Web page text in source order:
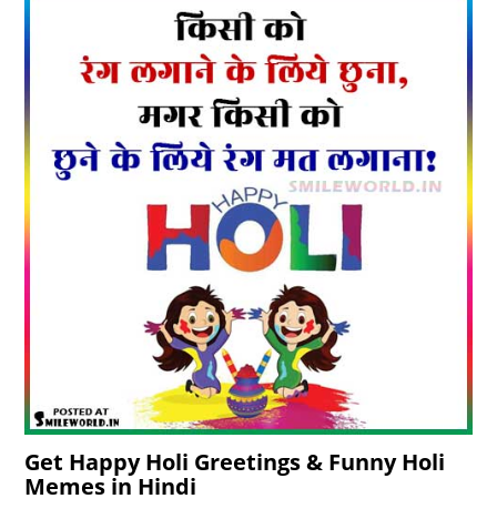
Get Happy Holi Greetings & Funny Holi
Memes in Hindi